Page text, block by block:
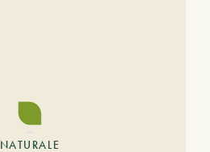
NATURALE